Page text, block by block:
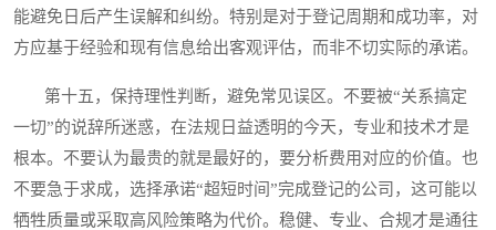
能避免日后产生误解和纠纷。特别是对于登记周期和成功率，对
方应基于经验和现有信息给出客观评估，而非不切实际的承诺。
第十五，保持理性判断，避免常见误区。不要被“关系搞定
一切”的说辞所迷惑，在法规日益透明的今天，专业和技术才是
根本。不要认为最贵的就是最好的，要分析费用对应的价值。也
不要急于求成，选择承诺“超短时间”完成登记的公司，这可能以
牺牲质量或采取高风险策略为代价。稳健、专业、合规才是通往